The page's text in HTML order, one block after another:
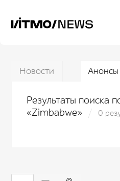
Новости Анонсы
Результаты поиска
«Zimbabwe»
0